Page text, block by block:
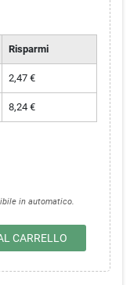
Risparmi
2,47 €
8,24 €
in automatico.
CARRELLO